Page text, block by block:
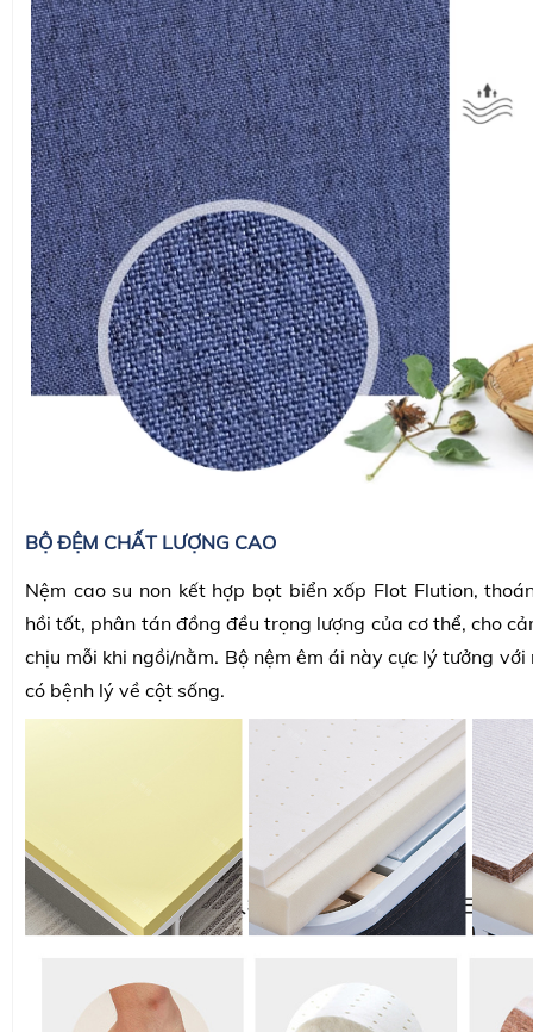
BỘ ĐỆM CHẤT LƯỢNG CAO
Nệm cao su non kết hợp bọt biển xốp Flot Flution,
hồi tốt, phân tán đồng đều trọng lượng của cơ thể, cho
chịu mỗi khi ngồi/nằm. Bộ nệm êm ái này cực lý tưởng
có bệnh lý về cột sống.